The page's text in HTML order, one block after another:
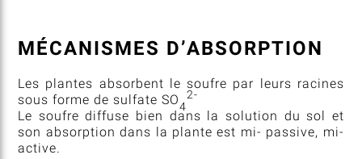
MÉCANISMES D’ABSORPTION
Les plantes absorbent le soufre par leurs racines
sous forme de sulfateSO4
2-
Le soufre diffuse bien dans la solution du sol et
son absorption dans la plante est mi- passive, mi-
active.